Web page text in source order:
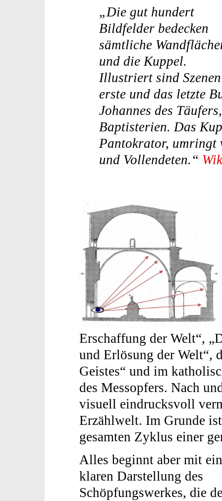
„Die gut hundert
Bildfelder bedecken
sämtliche
und die Kuppel.
Illustriert sind
erste und das letzte
Johannes des
Baptisterien. Das
Pantokrator, umringt
und Vollendeten.“
Erschaffung der Welt“,
und Erlösung der Welt“,
Geistes“ und im
des Messopfers. Nach
visuell eindrucksvoll
Erzählwelt. Im Grunde
gesamten Zyklus einer
Alles beginnt aber mit
klaren Darstellung des
Schöpfungswerkes, die